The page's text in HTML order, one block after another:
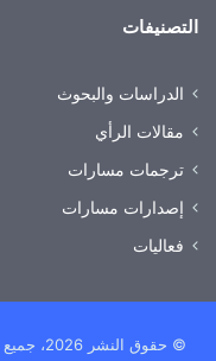
التصنيفات
الدراسات والبحوث
مقالات الرأي
ترجمات مسارات
إصدارات مسارات
فعاليات
© حقوق النشر 2026، جميع الحقوق محفوظة |